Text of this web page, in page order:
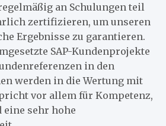
an Schulungen teil
zertifizieren, um unseren
Ergebnisse zu garantieren.
SAP-Kundenprojekte
in den
werden in die Wertung mit
vor allem für Kompetenz,
eine sehr hohe